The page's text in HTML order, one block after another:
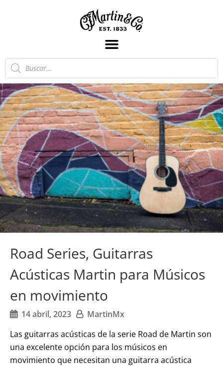
Road Series, Guitarras
Acústicas Martin para Músicos
en movimiento
14 abril, 2023
MartinMx
Las guitarras acústicas de la serie Road de Martin son
una excelente opción para los músicos en
movimiento que necesitan una guitarra acústica